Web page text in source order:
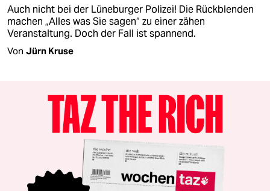
Auch nicht bei der Lüneburger Polizei! Die Rückblenden
machen „Alles was Sie sagen“ zu einer zähen
Veranstaltung. Doch der Fall ist spannend.
Von Jürn Kruse